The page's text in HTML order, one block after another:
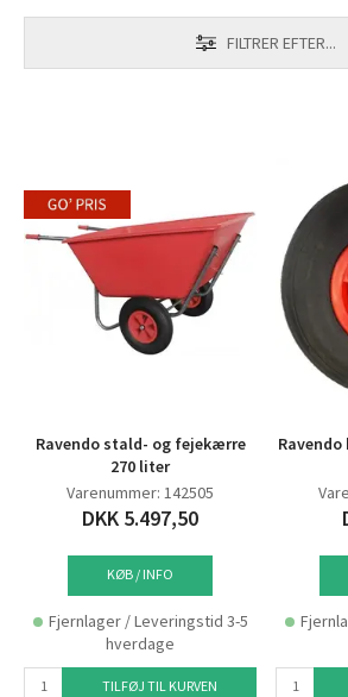
FILTRER EFTER...
Ravendo stald- og fejekærre
270 liter
Varenummer: 142505
DKK 5.497,50
KØB / INFO
Fjernlager / Leveringstid 3-5
hverdage
TILFØJ TIL KURVEN
Ravendo